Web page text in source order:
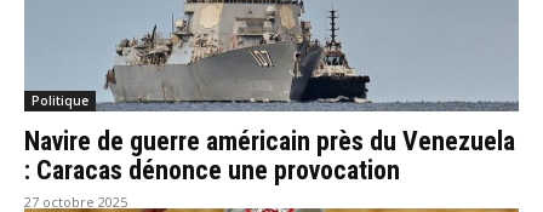
Politique
Navire de guerre américain près du Venezuela
: Caracas dénonce une provocation
27 octobre 2025